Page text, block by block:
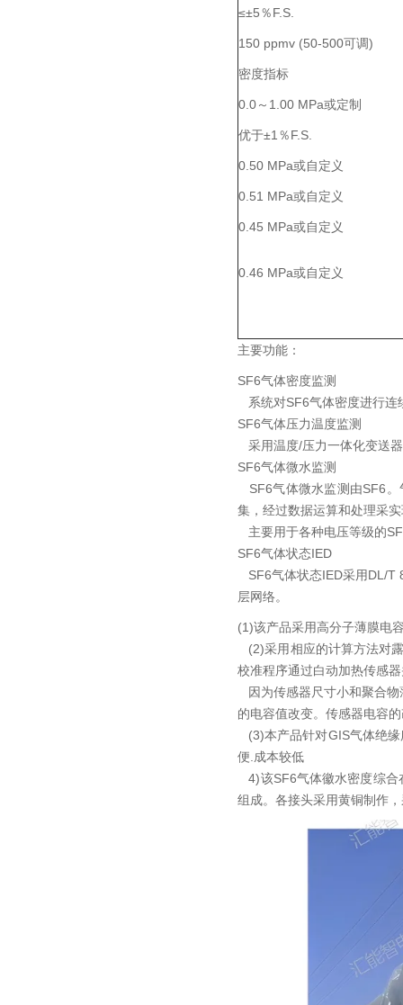
≤±5％F.S.
150 ppmv (50-500可调)
密度指标
0.0～1.00 MPa或定制
优于±1％F.S.
0.50 MPa或自定义
0.51 MPa或自定义
0.45 MPa或自定义
0.46 MPa或自定义
主要功能：
SF6气体密度监测
系统对SF6气体密度进行连
SF6气体压力温度监测
采用温度/压力一体化变送
SF6气体微水监测
SF6气体微水监测由SF6。
集，经过数据运算和处理采
主要用于各种电压等级的
SF6气体状态IED
SF6气体状态IED采用DL/T
层网络。
(1)该产品采用高分子薄膜电
(2)采用相应的计算方法对
校准程序通过白动加热传感
因为传感器尺寸小和聚合物
的电容值改变。传感器电容
(3)本产品针对GIS气体绝缘
便.成本较低
4)该SF6气体徽水密度综合
组成。各接头采用黄铜制作